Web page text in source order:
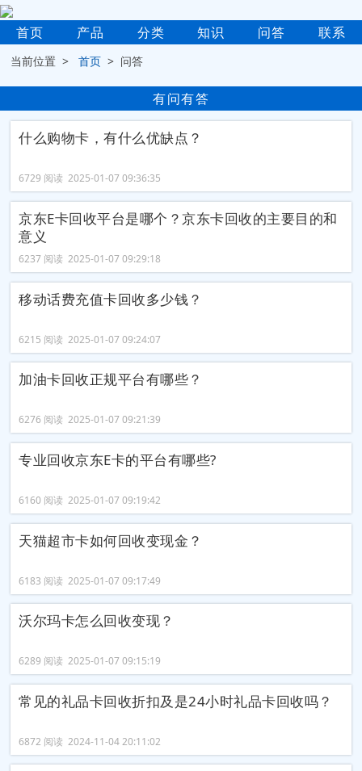
首页 产品 分类 知识 问答 联系
当前位置 >首页 > 问答
有问有答
什么购物卡，有什么优缺点？
6729 阅读 2025-01-07 09:36:35
京东E卡回收平台是哪个？京东卡回收的主要目的和
意义
6237 阅读 2025-01-07 09:29:18
移动话费充值卡回收多少钱？
6215 阅读 2025-01-07 09:24:07
加油卡回收正规平台有哪些？
6276 阅读 2025-01-07 09:21:39
专业回收京东E卡的平台有哪些?
6160 阅读 2025-01-07 09:19:42
天猫超市卡如何回收变现金？
6183 阅读 2025-01-07 09:17:49
沃尔玛卡怎么回收变现？
6289 阅读 2025-01-07 09:15:19
常见的礼品卡回收折扣及是24小时礼品卡回收吗？
6872 阅读 2024-11-04 20:11:02